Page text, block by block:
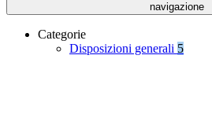
navigazione
Categorie
Disposizioni generali 5